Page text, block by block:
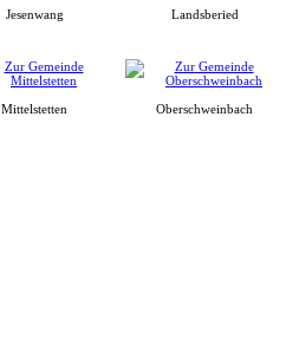
Jesenwang Landsberied
Mittelstetten Oberschweinbach